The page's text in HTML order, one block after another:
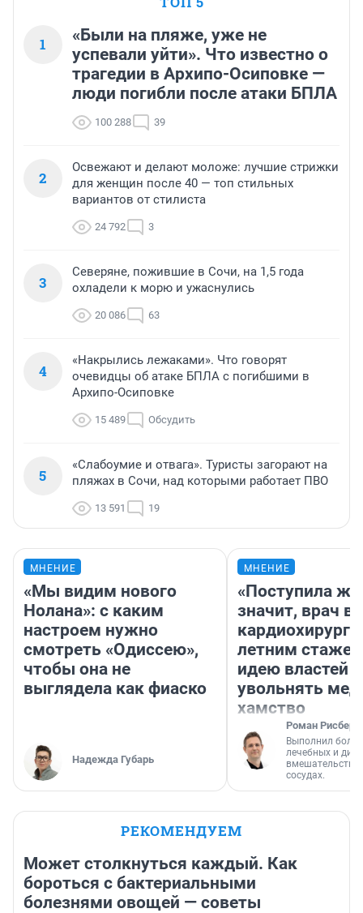
1
«Были на пляже, уже не
успевали уйти». Что известно о
трагедии в Архипо-Осиповке —
люди погибли после атаки БПЛА
100 288 39
2
Освежают и делают моложе: лучшие стрижки
для женщин после 40 — топ стильных
вариантов от стилиста
24 792 3
3
Северяне, пожившие в Сочи, на 1,5 года
охладели к морю и ужаснулись
20 086 63
4
«Накрылись лежаками». Что говорят
очевидцы об атаке БПЛА с погибшими в
Архипо-Осиповке
15 489 Обсудить
5
«Слабоумие и отвага». Туристы загорают на
пляжах в Сочи, над которыми работает ПВО
13 591 19
МНЕНИЕ
«Мы видим нового
Нолана»: с каким
настроем нужно
смотреть «Одиссею»,
чтобы она не
выглядела как фиаско
Надежда Губарь
МНЕНИЕ
«Поступила
значит, врач
кардиохирург
летним
идею властей
увольнять
хамство
Роман Рисберг
Выполнил
лечебных и
вмешательств
сосудах.
РЕКОМЕНДУЕМ
Может столкнуться каждый. Как
бороться с бактериальными
болезнями овощей — советы